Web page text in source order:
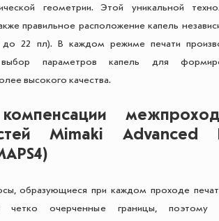
геометрии. Этой уникальной
правильное расположение капель
22 пл). В каждом режиме печати
выбор параметров капель для
высокого качества.
Mimaki Advanced
образующиеся при каждом проходе
четко очерченные границы, поэтому